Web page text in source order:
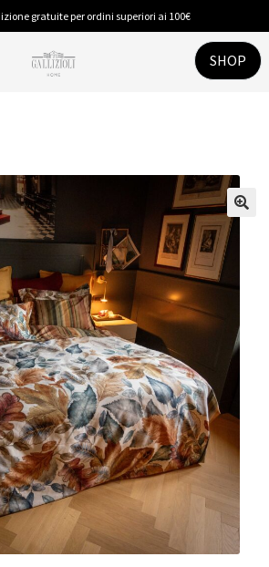
gratuite per ordini superiori ai 100€
SHOP